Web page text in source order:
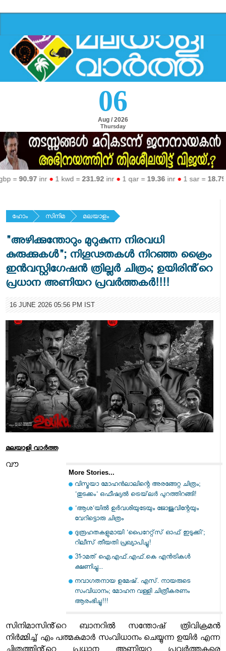
06
Aug / 2026
Thursday
90.97inr●1 kwd =231.92inr●1 qar =19.36inr●1 sar =18.79inr●
ഹോം സിനിമ മലയാളം
"അഴിക്കുന്തോറും മുറുകുന്ന നിരവധി
കുരുക്കുകൾ"; നിഗൂഢതകൾ നിറഞ്ഞ ക്രൈം
ഇൻവസ്റ്റിഗേഷൻ ത്രില്ലർ ചിത്രം; ഉയിരിൻ്റെ
പ്രധാന അണിയറ പ്രവർത്തകർ!!!!
16 JUNE 2026 05:56 PM IST
മലയാളി വാര്‍ത്ത
More Stories...
വിസ്മയാ മോഹൻലാലിന്റെ അരങ്ങേറ്റ ചിത്രം;
'തുടക്കം' ഒഫീഷ്യൽ ട്രെയ്‌ലർ പുറത്തിറങ്ങി!
'ആശ'യില്‍ ഉര്‍വശിയുടേയും ജോജുവിന്റേയും
വേറിട്ടൊരു ചിത്രം
ദുരൂഹതകളുമായി 'പൈറേറ്റ്സ് ഓഫ് ഇടുക്കി';
റിലീസ് തീയതി പ്രഖ്യാപിച്ചു!
31-ാമത് ഐ.എഫ്.എഫ്.കെ എന്‍ട്രികള്‍
ക്ഷണിച്ചു...
നവാഗതനായ ഉമേഷ്. എസ്. നായരുടെ
സംവിധാനം; മോഹന വള്ളി ചിത്രീകരണം
ആരംഭിച്ചു!!!
വൗ
സിനിമാസിൻ്റെ ബാനറിൽ സന്തോഷ് ത്രിവിക്രമൻ
നിർമ്മിച്ച് എം പത്മകുമാർ സംവിധാനം ചെയ്യുന്ന ഉയിർ എന്ന